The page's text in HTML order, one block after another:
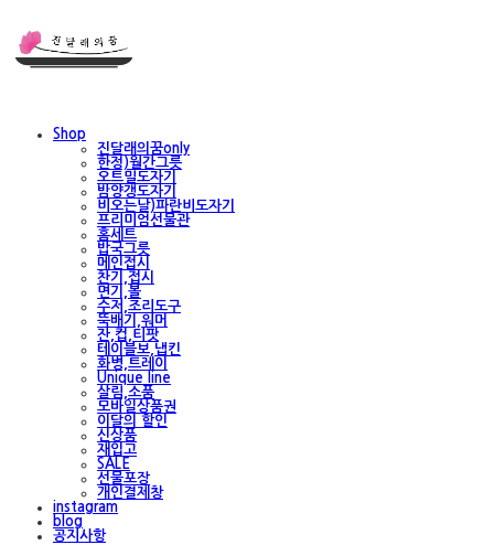
Shop
진달래의꿈only
한정)월간그릇
오트밀도자기
밤양갱도자기
비오는날)파란비도자기
프리미엄선물관
홈세트
밥국그릇
메인접시
찬기,접시
면기,볼
수저,조리도구
뚝배기,워머
잔,컵,티팟
테이블보,냅킨
화병,트레이
Unique line
살림,소품
모바일상품권
이달의 할인
신상품
재입고
SALE
선물포장
개인결제창
instagram
blog
공지사항